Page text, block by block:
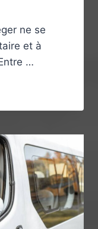
ne se
et à
…